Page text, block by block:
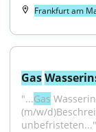
Frankfurt am
GasWasser
"...Gas
(m/w/
unbefristeten..."